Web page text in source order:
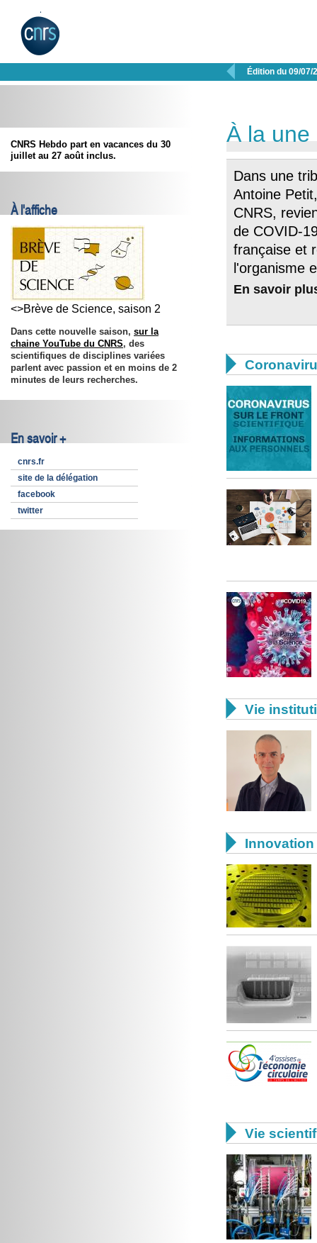
 Édition du 09/07/
CNRS Hebdo part en vacances du 30
juillet au 27 août inclus.
À l'affiche
<>Brève de Science, saison 2
Dans cette nouvelle saison, sur la
chaine YouTube du CNRS, des
scientifiques de disciplines variées
parlent avec passion et en moins de 2
minutes de leurs recherches.
En savoir +
cnrs.fr
site de la délégation
facebook
twitter
À la une
Dans une
Antoine
CNRS,
de COVID-
française et
l'organisme
En savoir

 Vie

 Vie